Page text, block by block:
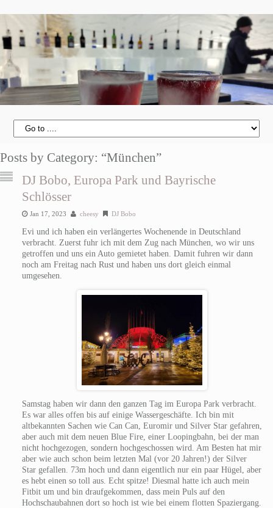
Posts by Category: “München”
DJ Bobo, Europa Park und Bayrische
Schlösser
Jan 17, 2023 cheesy DJ Bobo
Evi und ich haben ein verlängertes Wochenende in Deutschland
verbracht. Zuerst fuhr ich mit dem Zug nach München, wo wir uns
getroffen und uns ein Auto gemietet haben. Damit fuhren wir dann
noch am Freitag nach Rust und haben uns dort gleich einmal
umgesehen.
Samstag haben wir dann den ganzen Tag im Europa Park verbracht.
Es war alles offen bis auf einige Wassergeschäfte. Ich bin mit
altbekannten Sachen wie Can Can, Euromir und Silver Star gefahren,
aber auch mit dem neuen Blue Fire, einer Loopingbahn, bei der man
nicht hochgezogen, sondern hochgeschossen wird. Am Besten hat mir
aber wie auch schon beim letzten Mal (vor 20 Jahren!) der Silver
Star gefallen. 73m hoch und dann eigentlich nur ein paar Hügel, aber
es hebt einen so toll aus. Echt spitze! Diesmal hatte ich auch mein
Fitbit um und bin draufgekommen, dass mein Puls auf den
Hochschaubahnen dort so hoch ist wie bei einem flotten Spaziergang.